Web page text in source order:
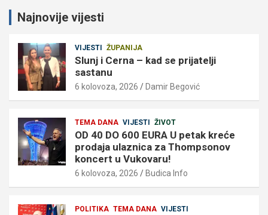
Najnovije vijesti
VIJESTI ŽUPANIJA
Slunj i Cerna – kad se prijatelji
sastanu
6 kolovoza, 2026 Damir Begović
TEMA DANA VIJESTI ŽIVOT
OD 40 DO 600 EURA U petak kreće
prodaja ulaznica za Thompsonov
koncert u Vukovaru!
6 kolovoza, 2026 Budica Info
POLITIKA TEMA DANA VIJESTI